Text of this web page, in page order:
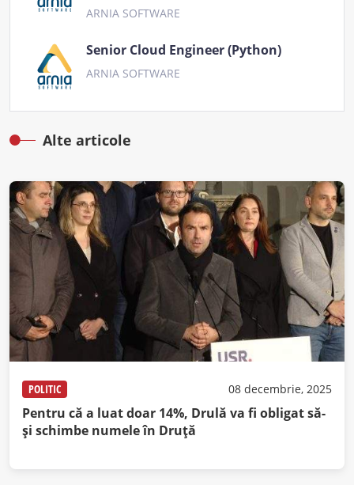
ARNIA SOFTWARE
Senior Cloud Engineer (Python)
ARNIA SOFTWARE
Alte articole
POLITIC 08 decembrie, 2025
Pentru că a luat doar 14%, Drulă va fi obligat să-
și schimbe numele în Druță